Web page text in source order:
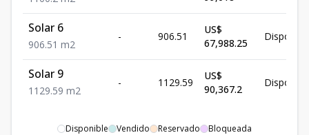
Solar 6
906.51 m2
- 906.51
US$
67,988.25
Solar 9
1129.59 m2
- 1129.59
US$
90,367.2
Disponible Vendido Reservado Bloqueada